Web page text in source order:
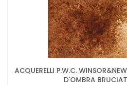
ACQUERELLI P.W.C.
D'OMBRA